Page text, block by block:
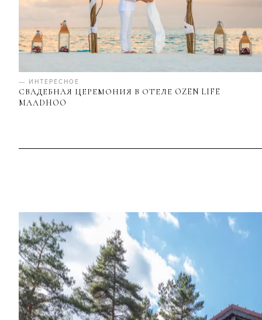
— ИНТЕРЕСНОЕ
СВАДЕБНАЯ ЦЕРЕМОНИЯ В ОТЕЛЕ OZEN LIFE
MAADHOO